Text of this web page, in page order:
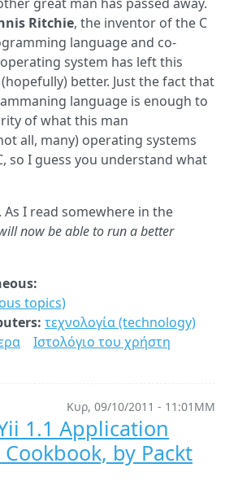
οδηγού
Ritchie, the inventor of the C
language and co-
system has left this
better. Just the fact that
language is enough to
of what this man
all, many) operating systems
so I guess you understand what
As I read somewhere in the
now be able to run a better
topics)
τεχνολογία (technology)
για
passed
away
Ιστολόγιο του χρήστη
Κυρ, 09/10/2011 - 11:01ΜΜ
1.1 Application
by Packt